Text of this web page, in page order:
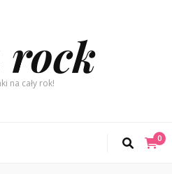
na cały rok!
0